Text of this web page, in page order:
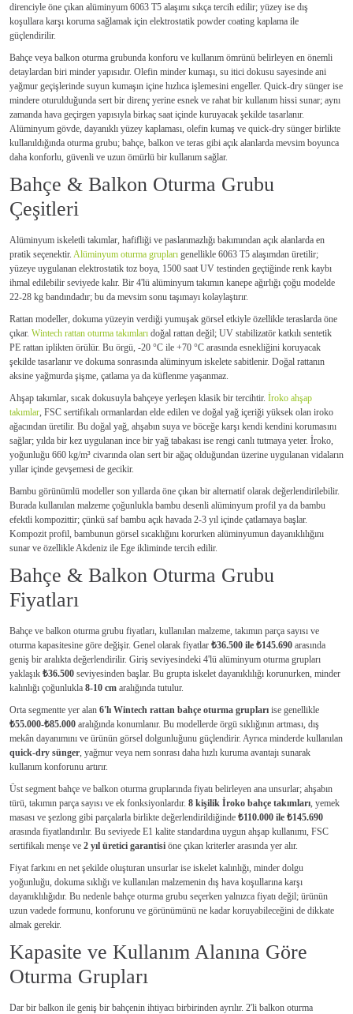
direnciyle öne çıkan alüminyum 6063 T5 alaşımı sıkça tercih edilir; yüzey ise dış
koşullara karşı koruma sağlamak için elektrostatik powder coating kaplama ile
güçlendirilir.
Bahçe veya balkon oturma grubunda konforu ve kullanım ömrünü belirleyen en önemli
detaylardan biri minder yapısıdır. Olefin minder kumaşı, su itici dokusu sayesinde ani
yağmur geçişlerinde suyun kumaşın içine hızlıca işlemesini engeller. Quick-dry sünger ise
mindere oturulduğunda sert bir direnç yerine esnek ve rahat bir kullanım hissi sunar; aynı
zamanda hava geçirgen yapısıyla birkaç saat içinde kuruyacak şekilde tasarlanır.
Alüminyum gövde, dayanıklı yüzey kaplaması, olefin kumaş ve quick-dry sünger birlikte
kullanıldığında oturma grubu; bahçe, balkon ve teras gibi açık alanlarda mevsim boyunca
daha konforlu, güvenli ve uzun ömürlü bir kullanım sağlar.
Bahçe & Balkon Oturma Grubu
Çeşitleri
Alüminyum iskeletli takımlar, hafifliği ve paslanmazlığı bakımından açık alanlarda en
pratik seçenektir. Alüminyum oturma grupları genellikle 6063 T5 alaşımdan üretilir;
yüzeye uygulanan elektrostatik toz boya, 1500 saat UV testinden geçtiğinde renk kaybı
ihmal edilebilir seviyede kalır. Bir 4'lü alüminyum takımın kanepe ağırlığı çoğu modelde
22-28 kg bandındadır; bu da mevsim sonu taşımayı kolaylaştırır.
Rattan modeller, dokuma yüzeyin verdiği yumuşak görsel etkiyle özellikle teraslarda öne
çıkar. Wintech rattan oturma takımları doğal rattan değil; UV stabilizatör katkılı sentetik
PE rattan iplikten örülür. Bu örgü, -20 °C ile +70 °C arasında esnekliğini koruyacak
şekilde tasarlanır ve dokuma sonrasında alüminyum iskelete sabitlenir. Doğal rattanın
aksine yağmurda şişme, çatlama ya da küflenme yaşanmaz.
Ahşap takımlar, sıcak dokusuyla bahçeye yerleşen klasik bir tercihtir. İroko ahşap
takımlar , FSC sertifikalı ormanlardan elde edilen ve doğal yağ içeriği yüksek olan iroko
ağacından üretilir. Bu doğal yağ, ahşabın suya ve böceğe karşı kendi kendini korumasını
sağlar; yılda bir kez uygulanan ince bir yağ tabakası ise rengi canlı tutmaya yeter. İroko,
yoğunluğu 660 kg/m³ civarında olan sert bir ağaç olduğundan üzerine uygulanan vidaların
yıllar içinde gevşemesi de gecikir.
Bambu görünümlü modeller son yıllarda öne çıkan bir alternatif olarak değerlendirilebilir.
Burada kullanılan malzeme çoğunlukla bambu desenli alüminyum profil ya da bambu
efektli kompozittir; çünkü saf bambu açık havada 2-3 yıl içinde çatlamaya başlar.
Kompozit profil, bambunun görsel sıcaklığını korurken alüminyumun dayanıklılığını
sunar ve özellikle Akdeniz ile Ege ikliminde tercih edilir.
Bahçe & Balkon Oturma Grubu
Fiyatları
Bahçe ve balkon oturma grubu fiyatları, kullanılan malzeme, takımın parça sayısı ve
oturma kapasitesine göre değişir. Genel olarak fiyatlar ₺36.500 ile ₺145.690 arasında
geniş bir aralıkta değerlendirilir. Giriş seviyesindeki 4'lü alüminyum oturma grupları
yaklaşık ₺36.500 seviyesinden başlar. Bu grupta iskelet dayanıklılığı korunurken, minder
kalınlığı çoğunlukla 8-10 cm aralığında tutulur.
Orta segmentte yer alan 6'lı Wintech rattan bahçe oturma grupları ise genellikle
₺55.000-₺85.000 aralığında konumlanır. Bu modellerde örgü sıklığının artması, dış
mekân dayanımını ve ürünün görsel dolgunluğunu güçlendirir. Ayrıca minderde kullanılan
quick-dry sünger , yağmur veya nem sonrası daha hızlı kuruma avantajı sunarak
kullanım konforunu artırır.
Üst segment bahçe ve balkon oturma gruplarında fiyatı belirleyen ana unsurlar; ahşabın
türü, takımın parça sayısı ve ek fonksiyonlardır. 8 kişilik İroko bahçe takımları , yemek
masası ve şezlong gibi parçalarla birlikte değerlendirildiğinde ₺110.000 ile ₺145.690
arasında fiyatlandırılır. Bu seviyede E1 kalite standardına uygun ahşap kullanımı, FSC
sertifikalı menşe ve 2 yıl üretici garantisi öne çıkan kriterler arasında yer alır.
Fiyat farkını en net şekilde oluşturan unsurlar ise iskelet kalınlığı, minder dolgu
yoğunluğu, dokuma sıklığı ve kullanılan malzemenin dış hava koşullarına karşı
dayanıklılığıdır. Bu nedenle bahçe oturma grubu seçerken yalnızca fiyatı değil; ürünün
uzun vadede formunu, konforunu ve görünümünü ne kadar koruyabileceğini de dikkate
almak gerekir.
Kapasite ve Kullanım Alanına Göre
Oturma Grupları
Dar bir balkon ile geniş bir bahçenin ihtiyacı birbirinden ayrılır. 2'li balkon oturma